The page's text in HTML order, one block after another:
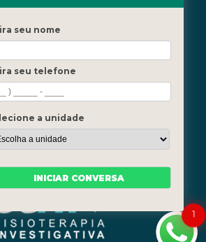
Fale Conosco
(21) 3619-5657
(21) 99390-3850
a sexta, das 7h às 21h
Barra - Rio de Janeiro
1
seu nome
seu telefone
a unidade
INICIAR CONVERSA